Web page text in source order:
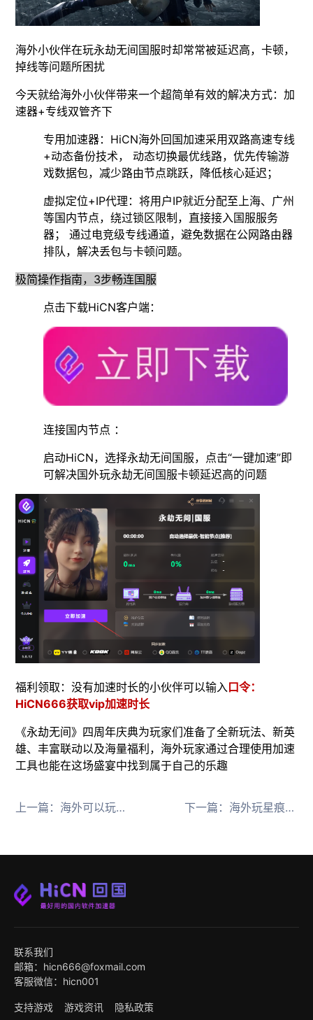
海外小伙伴在玩永劫无间国服时却常常被延迟高，卡顿，
掉线等问题所困扰
今天就给海外小伙伴带来一个超简单有效的解决方式：加
速器+专线双管齐下
专用加速器：HiCN海外回国加速采用双路高速专线
+动态备份技术， 动态切换最优线路，优先传输游
戏数据包，减少路由节点跳跃，降低核心延迟；
虚拟定位+IP代理：将用户IP就近分配至上海、广州
等国内节点，绕过锁区限制，直接接入国服服务
器； 通过电竞级专线通道，避免数据在公网路由器
排队，解决丢包与卡顿问题。
极简操作指南，3步畅连国服
点击下载HiCN客户端：
连接国内节点 ：
启动HiCN，选择永劫无间国服，点击“一键加速”即
可解决国外玩永劫无间国服卡顿延迟高的问题
福利领取：没有加速时长的小伙伴可以输入口令：
HiCN666获取vip加速时长
《永劫无间》四周年庆典为玩家们准备了全新玩法、新英
雄、丰富联动以及海量福利，海外玩家通过合理使用加速
工具也能在这场盛宴中找到属于自己的乐趣
上一篇： 海外可以玩永劫无间国服吗？国外玩永劫无间国服延迟高，掉线怎么办 下一篇： 海外玩星痕共鸣国服掉线，卡顿，延迟高怎么解决，海外回国加速
联系我们
邮箱：hicn666@foxmail.com
客服微信：hicn001
支持游戏 游戏资讯
隐私政策